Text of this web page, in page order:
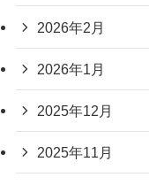
2026年2月
2026年1月
2025年12月
2025年11月